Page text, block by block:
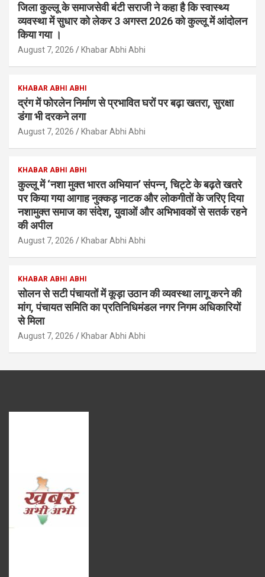
जिला कुल्लू के समाजसेवी बंटी सराजी ने कहा है कि स्वास्थ्य
व्यवस्था में सुधार को लेकर 3 अगस्त 2026 को कुल्लू में आंदोलन
किया गया ।
August 7, 2026 Khabar Abhi Abhi
KHABAR ABHI ABHI
द्रंग में फोरलेन निर्माण से प्रभावित घरों पर बढ़ा खतरा, सुरक्षा
डंगा भी दरकने लगा
August 7, 2026 Khabar Abhi Abhi
KHABAR ABHI ABHI
कुल्लू में ‘नशा मुक्त भारत अभियान’ संपन्न, चिट्टे के बढ़ते खतरे
पर किया गया आगाह नुक्कड़ नाटक और लोकगीतों के जरिए दिया
नशामुक्त समाज का संदेश, युवाओं और अभिभावकों से सतर्क रहने
की अपील
August 7, 2026 Khabar Abhi Abhi
KHABAR ABHI ABHI
सोलन से सटी पंचायतों में कूड़ा उठान की व्यवस्था लागू करने की
मांग, पंचायत समिति का प्रतिनिधिमंडल नगर निगम अधिकारियों
से मिला
August 7, 2026 Khabar Abhi Abhi